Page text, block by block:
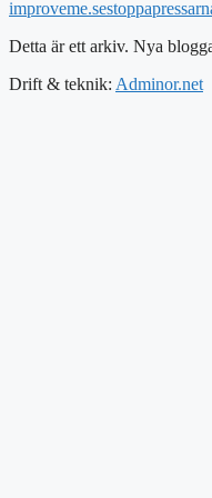
improveme.se
Detta är ett arkiv. Nya
Drift & teknik: Adminor.net